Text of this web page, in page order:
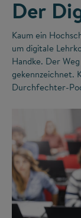
Der
Kaum ein
um digitale
Handke. Der
gekennzeichnet.
Durchfechter-